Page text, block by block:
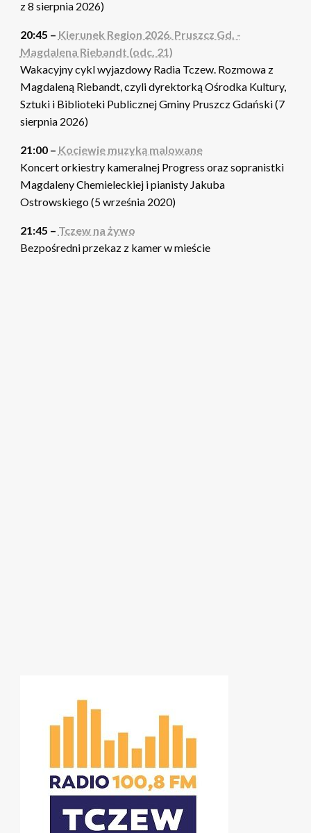
z 8 sierpnia 2026)
20:45 – Kierunek Region 2026. Pruszcz Gd. -
Magdalena Riebandt (odc. 21)
Wakacyjny cykl wyjazdowy Radia Tczew. Rozmowa z
Magdaleną Riebandt, czyli dyrektorką Ośrodka Kultury,
Sztuki i Biblioteki Publicznej Gminy Pruszcz Gdański (7
sierpnia 2026)
21:00 – Kociewie muzyką malowane
Koncert orkiestry kameralnej Progress oraz sopranistki
Magdaleny Chemieleckiej i pianisty Jakuba
Ostrowskiego (5 września 2020)
21:45 – Tczew na żywo
Bezpośredni przekaz z kamer w mieście